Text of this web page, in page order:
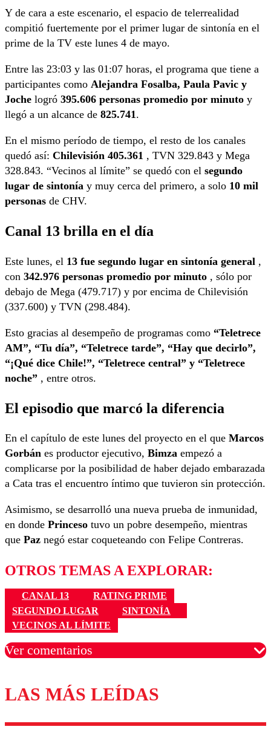
Y de cara a este escenario, el espacio de telerrealidad
compitió fuertemente por el primer lugar de sintonía en el
prime de la TV este lunes 4 de mayo.
Entre las 23:03 y las 01:07 horas, el programa que tiene a
participantes como Alejandra Fosalba, Paula Pavic y
Joche logró 395.606 personas promedio por minuto y
llegó a un alcance de 825.741.
En el mismo período de tiempo, el resto de los canales
quedó así: Chilevisión 405.361 , TVN 329.843 y Mega
328.843. “Vecinos al límite” se quedó con el segundo
lugar de sintonía y muy cerca del primero, a solo 10 mil
personas de CHV.
Canal 13 brilla en el día
Este lunes, el 13 fue segundo lugar en sintonía general ,
con 342.976 personas promedio por minuto , sólo por
debajo de Mega (479.717) y por encima de Chilevisión
(337.600) y TVN (298.484).
Esto gracias al desempeño de programas como “Teletrece
AM”, “Tu día”, “Teletrece tarde”, “Hay que decirlo”,
“¡Qué dice Chile!”, “Teletrece central” y “Teletrece
noche” , entre otros.
El episodio que marcó la diferencia
En el capítulo de este lunes del proyecto en el que Marcos
Gorbán es productor ejecutivo, Bimza empezó a
complicarse por la posibilidad de haber dejado embarazada
a Cata tras el encuentro íntimo que tuvieron sin protección.
Asimismo, se desarrolló una nueva prueba de inmunidad,
en donde Princeso tuvo un pobre desempeño, mientras
que Paz negó estar coqueteando con Felipe Contreras.
OTROS TEMAS A EXPLORAR:
CANAL 13
RATING PRIME
SEGUNDO LUGAR
SINTONÍA
VECINOS AL LÍMITE
Ver comentarios
Los comentarios son moderados para garantizar un
diálogo respetuoso.
LAS MÁS LEÍDAS